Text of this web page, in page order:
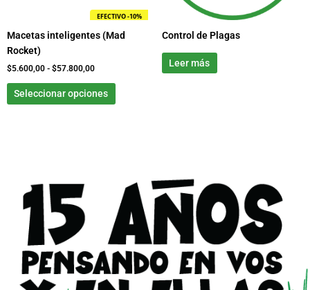
EFECTIVO -10%
Macetas inteligentes (Mad
Rocket)
$5.600,00 - $57.800,00
Seleccionar opciones
pueden
elegir
en
de
Control de Plagas
Leer más